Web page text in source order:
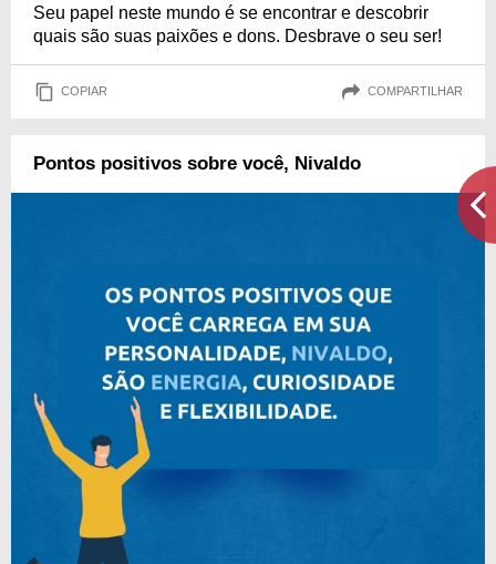
Seu papel neste mundo é se encontrar e descobrir
quais são suas paixões e dons. Desbrave o seu ser!
COPIAR COMPARTILHAR
Pontos positivos sobre você, Nivaldo